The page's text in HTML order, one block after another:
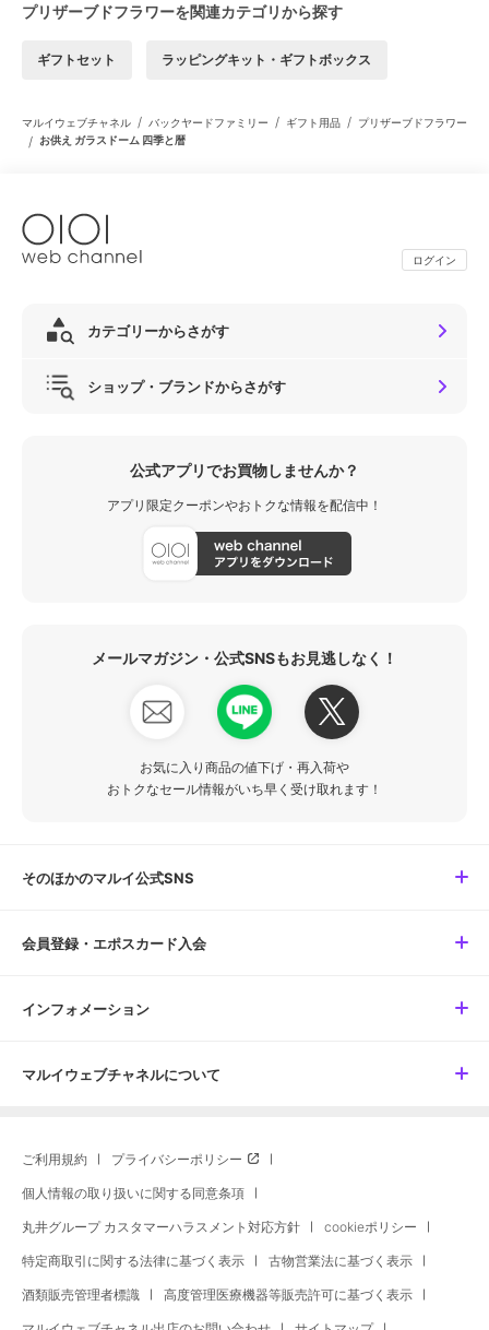
プリザーブドフラワーを関連カテゴリから探す
ギフトセット ラッピングキット・ギフトボックス
マルイウェブチャネル / バックヤードファミリー / ギフト用品 / プリザーブドフラワー
/ お供え ガラスドーム 四季と暦
ログイン
カテゴリーからさがす
ショップ・ブランドからさがす
公式アプリでお買物しませんか？
アプリ限定クーポンやおトクな情報を配信中！
メールマガジン・公式SNSもお見逃しなく！
お気に入り商品の値下げ・再入荷や
おトクなセール情報がいち早く受け取れます！
そのほかのマルイ公式SNS
会員登録・エポスカード入会
インフォメーション
マルイウェブチャネルについて
ご利用規約 プライバシーポリシー
個人情報の取り扱いに関する同意条項
丸井グループ カスタマーハラスメント対応方針 cookieポリシー
特定商取引に関する法律に基づく表示 古物営業法に基づく表示
酒類販売管理者標識 高度管理医療機器等販売許可に基づく表示